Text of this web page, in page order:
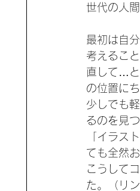
世代の人
最初は自
考えるこ
直して…
の位置に
少しでも
るのを見
「イラス
ても全然
こうして
た。（リ